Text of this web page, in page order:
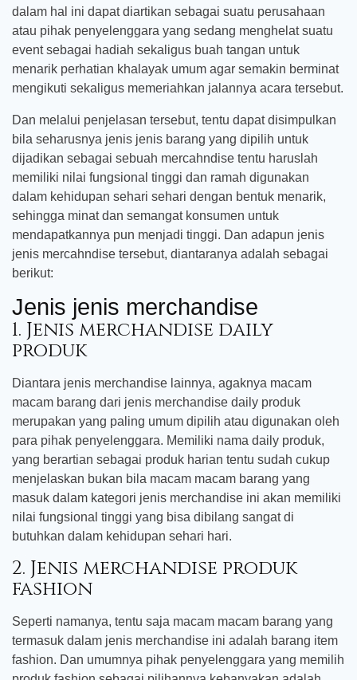
dalam hal ini dapat diartikan sebagai suatu perusahaan
atau pihak penyelenggara yang sedang menghelat suatu
event sebagai hadiah sekaligus buah tangan untuk
menarik perhatian khalayak umum agar semakin berminat
mengikuti sekaligus memeriahkan jalannya acara tersebut.
Dan melalui penjelasan tersebut, tentu dapat disimpulkan
bila seharusnya jenis jenis barang yang dipilih untuk
dijadikan sebagai sebuah mercahndise tentu haruslah
memiliki nilai fungsional tinggi dan ramah digunakan
dalam kehidupan sehari sehari dengan bentuk menarik,
sehingga minat dan semangat konsumen untuk
mendapatkannya pun menjadi tinggi. Dan adapun jenis
jenis mercahndise tersebut, diantaranya adalah sebagai
berikut:
Jenis jenis merchandise
1. Jenis merchandise daily
produk
Diantara jenis merchandise lainnya, agaknya macam
macam barang dari jenis merchandise daily produk
merupakan yang paling umum dipilih atau digunakan oleh
para pihak penyelenggara. Memiliki nama daily produk,
yang berartian sebagai produk harian tentu sudah cukup
menjelaskan bukan bila macam macam barang yang
masuk dalam kategori jenis merchandise ini akan memiliki
nilai fungsional tinggi yang bisa dibilang sangat di
butuhkan dalam kehidupan sehari hari.
2. Jenis merchandise produk
fashion
Seperti namanya, tentu saja macam macam barang yang
termasuk dalam jenis merchandise ini adalah barang item
fashion. Dan umumnya pihak penyelenggara yang memilih